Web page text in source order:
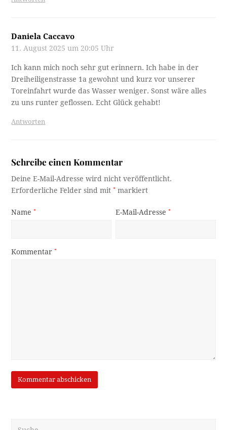
Daniela Caccavo
11. August 2025 um 20:05 Uhr
Ich kann mich noch sehr gut erinnern. Ich habe in der
Dreiheiligenstrasse 1a gewohnt und kurz vor unserer
Toreinfahrt wurde das Wasser weniger. Sonst wäre alles
zu uns runter geflossen. Echt Glück gehabt!
Antworten
Schreibe einen Kommentar
Deine E-Mail-Adresse wird nicht veröffentlicht.
Erforderliche Felder sind mit* markiert
Name* E-Mail-Adresse*
Kommentar*